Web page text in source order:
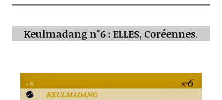
Keulmadang n°6 : ELLES, Coréennes.